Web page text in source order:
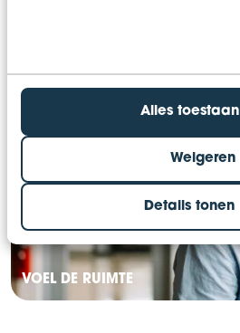
Alles toestaan
Weigeren
Details tonen
VOEL DE RUIMTE